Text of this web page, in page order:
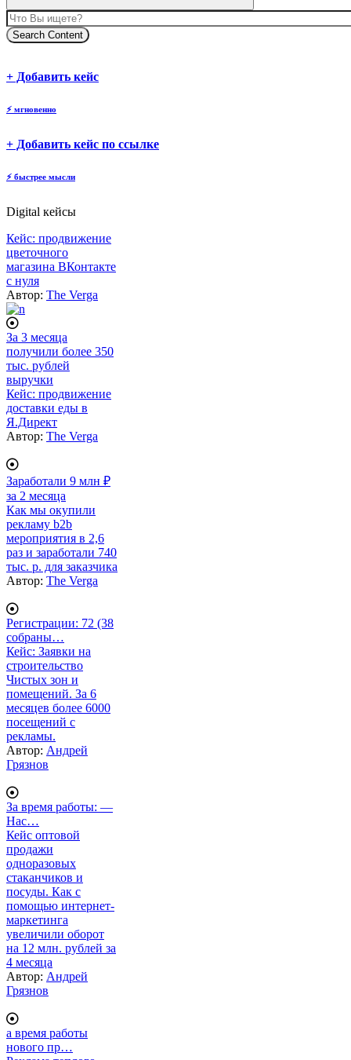
Search Content
body
+ Добавить кейс
⚡ мгновенно
body
+ Добавить кейс по ссылке
⚡ быстрее мысли
Digital кейсы
Кейс: продвижение
цветочного
магазина ВКонтакте
с нуля
Автор: The Verga
За 3 месяца
получили более 350
тыс. рублей
выручки
Кейс: продвижение
доставки еды в
Я.Директ
Автор: The Verga
Заработали 9 млн ₽
за 2 месяца
Как мы окупили
рекламу b2b
мероприятия в 2,6
раз и заработали 740
тыс. р. для заказчика
Автор: The Verga
Регистрации: 72 (38
собраны…
Кейс: Заявки на
строительство
Чистых зон и
помещений. За 6
месяцев более 6000
посещений с
рекламы.
Автор: Андрей
Грязнов
За время работы: —
Нас…
Кейс оптовой
продажи
одноразовых
стаканчиков и
посуды. Как с
помощью интернет-
маркетинга
увеличили оборот
на 12 млн. рублей за
4 месяца
Автор: Андрей
Грязнов
а время работы
нового пр…